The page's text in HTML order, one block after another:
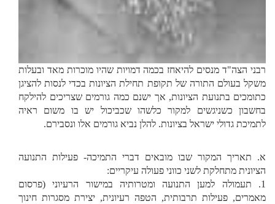
רבני הצה"ד מנסים להיאחז בכמה דמויות שהיו מוכרות מאד ובעלות
משקל בעולם התורה של תקופת תחילת הציונות בכדי לנסות להציגן
כתומכים בתנועת הציונות, אך ישנם כמה גורמים שצריכים להילקח
בחשבון כשניגשים למקור כלשהו שכביכול יש בו משום ראיה
לתמיכת גדולי ישראל בציונות. להלן נביא גורמים אלו ונסבירם.
א. תאריך המקור שבו מובאים דברי התמיכה- פעילות התנועה
הציונית מתחלקת לשני כווני פעולה עיקריים:
1. תעמולה למען התנועה ומטרותיה במישור הרעיוני (פרסום
מאמרים, פעילות תרבותית, הטפה רעיונית, יצירת מסגרות חינוך